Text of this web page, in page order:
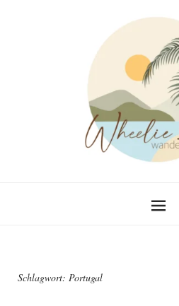
Schlagwort: Portugal